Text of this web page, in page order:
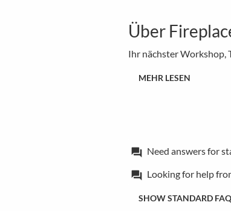
Über
Ihr nächster Workshop,
MEHR LESEN
forum Need answers for
forum Looking for help
SHOW STANDARD FAQ